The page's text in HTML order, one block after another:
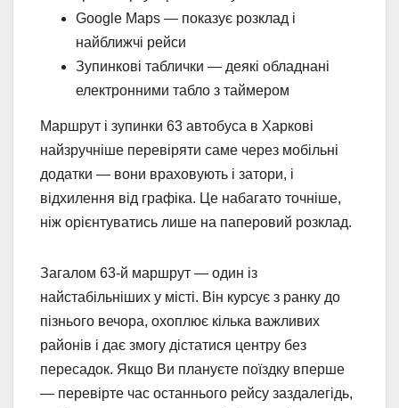
Google Maps — показує розклад і
найближчі рейси
Зупинкові таблички — деякі обладнані
електронними табло з таймером
Маршрут і зупинки 63 автобуса в Харкові
найзручніше перевіряти саме через мобільні
додатки — вони враховують і затори, і
відхилення від графіка. Це набагато точніше,
ніж орієнтуватись лише на паперовий розклад.
Загалом 63-й маршрут — один із
найстабільніших у місті. Він курсує з ранку до
пізнього вечора, охоплює кілька важливих
районів і дає змогу дістатися центру без
пересадок. Якщо Ви плануєте поїздку вперше
— перевірте час останнього рейсу заздалегідь,